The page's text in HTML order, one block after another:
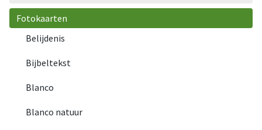
Fotokaarten
Belijdenis
Bijbeltekst
Blanco
Blanco natuur